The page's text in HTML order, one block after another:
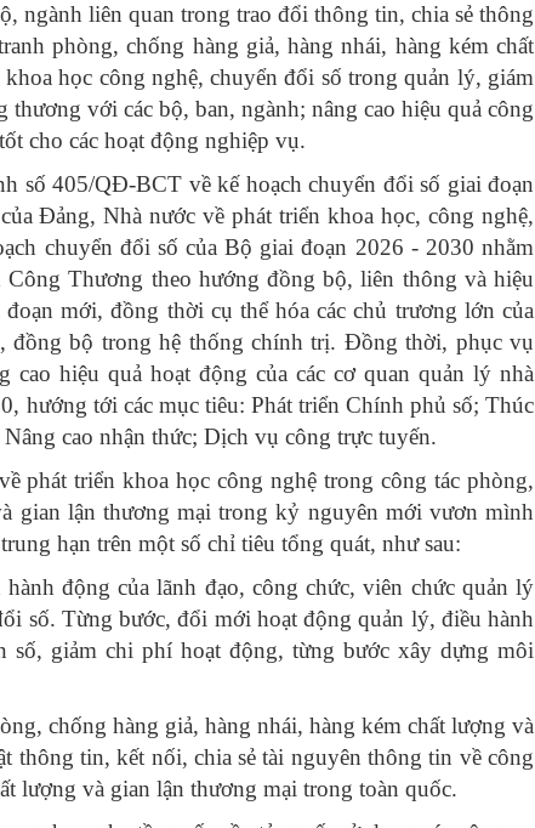
ngành liên quan trong trao đổi thông tin, chia sẻ thông
phòng, chống hàng giả, hàng nhái, hàng kém chất
học công nghệ, chuyển đổi số trong quản lý, giám
với các bộ, ban, ngành; nâng cao hiệu quả công
cho các hoạt động nghiệp vụ.
số 405/QĐ-BCT về kế hoạch chuyển đổi số giai đoạn
Đảng, Nhà nước về phát triển khoa học, công nghệ,
chuyển đổi số của Bộ giai đoạn 2026 - 2030 nhằm
Thương theo hướng đồng bộ, liên thông và hiệu
mới, đồng thời cụ thể hóa các chủ trương lớn của
đồng bộ trong hệ thống chính trị. Đồng thời, phục vụ
hiệu quả hoạt động của các cơ quan quản lý nhà
hướng tới các mục tiêu: Phát triển Chính phủ số; Thúc
cao nhận thức; Dịch vụ công trực tuyến.
phát triển khoa học công nghệ trong công tác phòng,
gian lận thương mại trong kỷ nguyên mới vươn mình
hạn trên một số chỉ tiêu tổng quát, như sau:
động của lãnh đạo, công chức, viên chức quản lý
số. Từng bước, đổi mới hoạt động quản lý, điều hành
số, giảm chi phí hoạt động, từng bước xây dựng môi
chống hàng giả, hàng nhái, hàng kém chất lượng và
thông tin, kết nối, chia sẻ tài nguyên thông tin về công
lượng và gian lận thương mại trong toàn quốc.